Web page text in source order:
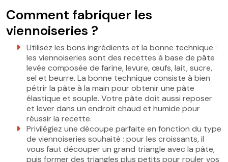
Comment fabriquer les
viennoiseries ?
Utilisez les bons ingrédients et la bonne technique :
les viennoiseries sont des recettes à base de pâte
levée composée de farine, levure, œufs, lait, sucre,
sel et beurre. La bonne technique consiste à bien
pétrir la pâte à la main pour obtenir une pâte
élastique et souple. Votre pâte doit aussi reposer
et lever dans un endroit chaud et humide pour
réussir la recette.
Privilégiez une découpe parfaite en fonction du type
de viennoiseries souhaité : pour les croissants, il
vous faut découper un grand triangle avec la pâte,
puis former des triangles plus petits pour rouler vos